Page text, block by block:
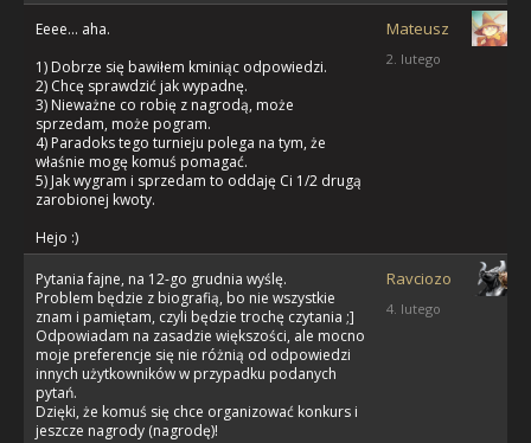
Mateusz
2. lutego
Eeee... aha.
1) Dobrze się bawiłem kminiąc odpowiedzi.
2) Chcę sprawdzić jak wypadnę.
3) Nieważne co robię z nagrodą, może
sprzedam, może pogram.
4) Paradoks tego turnieju polega na tym, że
właśnie mogę komuś pomagać.
5) Jak wygram i sprzedam to oddaję Ci 1/2 drugą
zarobionej kwoty.
Hejo :)
Ravciozo
4. lutego
Pytania fajne, na 12-go grudnia wyślę.
Problem będzie z biografią, bo nie wszystkie
znam i pamiętam, czyli będzie trochę czytania ;]
Odpowiadam na zasadzie większości, ale mocno
moje preferencje się nie różnią od odpowiedzi
innych użytkowników w przypadku podanych
pytań.
Dzięki, że komuś się chce organizować konkurs i
jeszcze nagrody (nagrodę)!